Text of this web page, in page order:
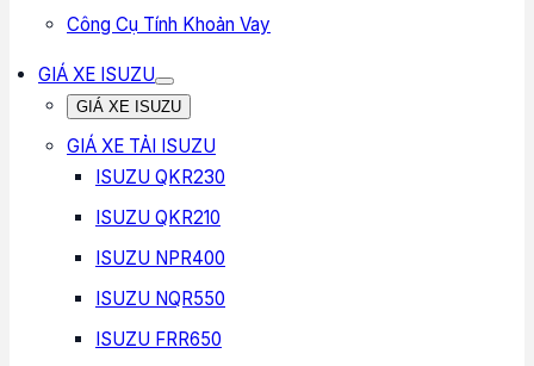
Công Cụ Tính Khoản Vay
GIÁ XE ISUZU
GIÁ XE ISUZU
GIÁ XE TẢI ISUZU
ISUZU QKR230
ISUZU QKR210
ISUZU NPR400
ISUZU NQR550
ISUZU FRR650